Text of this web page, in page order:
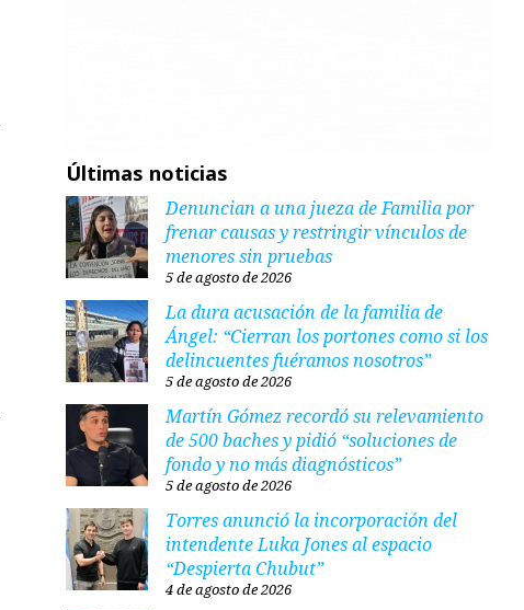
Últimas noticias
Denuncian a una jueza de Familia por
frenar causas y restringir vínculos de
menores sin pruebas
5 de agosto de 2026
La dura acusación de la familia de
Ángel: “Cierran los portones como si los
delincuentes fuéramos nosotros”
5 de agosto de 2026
Martín Gómez recordó su relevamiento
de 500 baches y pidió “soluciones de
fondo y no más diagnósticos”
5 de agosto de 2026
Torres anunció la incorporación del
intendente Luka Jones al espacio
“Despierta Chubut”
4 de agosto de 2026